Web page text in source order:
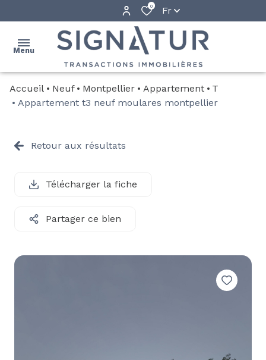
0 Fr
Menu
ACCUEIL
BIENS
NEUFS
SOMMES-
ALERTE
Accueil Neuf Montpellier Appartement
T
Appartement t3 neuf moulares montpellier
Retour aux résultats
Télécharger la fiche
Partager ce bien